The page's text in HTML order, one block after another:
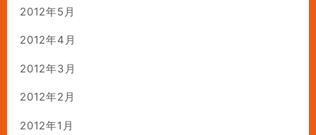
2012年5月
2012年4月
2012年3月
2012年2月
2012年1月